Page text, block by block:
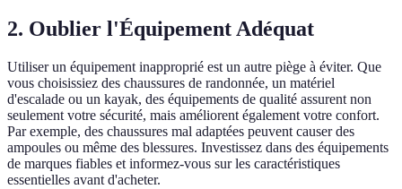
2. Oublier l'Équipement Adéquat
Utiliser un équipement inapproprié est un autre piège à éviter. Que
vous choisissiez des chaussures de randonnée, un matériel
d'escalade ou un kayak, des équipements de qualité assurent non
seulement votre sécurité, mais améliorent également votre confort.
Par exemple, des chaussures mal adaptées peuvent causer des
ampoules ou même des blessures. Investissez dans des équipements
de marques fiables et informez-vous sur les caractéristiques
essentielles avant d'acheter.